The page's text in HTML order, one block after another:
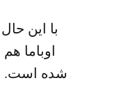
با این
اوباما
شده است.